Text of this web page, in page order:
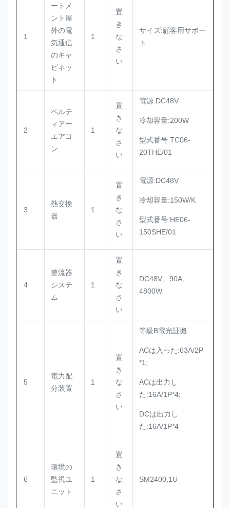
1
ートメ
ント屋
外の電
気通信
のキャ
ビネッ
ト
1
置
き
な
さ
い
サイズ:顧客用サポー
ト
2
ペルテ
ィアー
エアコ
ン
1
置
き
な
さ
い
電源:DC48V
冷却容量:200W
型式番号:TC06-
20THE/01
3
熱交換
器
1
置
き
な
さ
い
電源:DC48V
冷却容量:150W/K
型式番号:HE06-
150SHE/01
4
整流器
システ
ム
1
置
き
な
さ
い
DC48V、90A、
4800W
5
電力配
分装置
1
置
き
な
さ
い
等級B電光証拠
ACは入った:63A/2P
*1;
ACは出力し
た:16A/1P*4;
DCは出力し
た:16A/1P*4
6
環境の
監視ユ
ニット
1
置
き
な
さ
い
SM2400,1U